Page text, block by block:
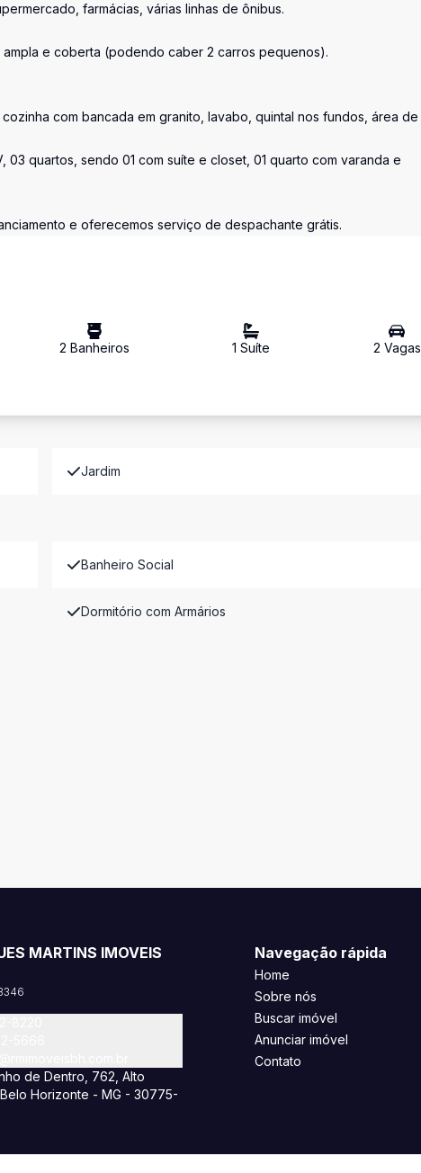
farmácias, várias linhas de ônibus.
e coberta (podendo caber 2 carros pequenos).
com bancada em granito, lavabo, quintal nos fundos, área de
quartos, sendo 01 com suíte e closet, 01 quarto com varanda e
e oferecemos serviço de despachante grátis.
2 Banheiros 1 Suíte 2 Vagas
Jardim
Banheiro Social
Dormitório com Armários
MARTINS IMOVEIS
de Dentro, 762, Alto
Horizonte - MG - 30775-
Navegação rápida
Home
Sobre nós
Buscar imóvel
Anunciar imóvel
Contato